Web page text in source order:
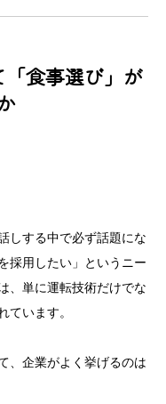
食事選び」が
しする中で必ず話題にな
採用したい」というニー
、単に運転技術だけでな
ています。
、企業がよく挙げるのは